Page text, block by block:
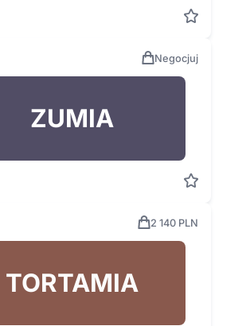
Negocjuj
ZUMIA
2 140 PLN
TORTAMIA